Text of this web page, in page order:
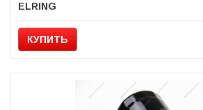
ELRING
КУПИТЬ